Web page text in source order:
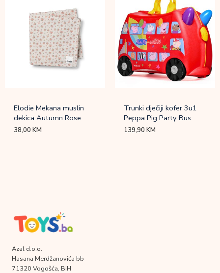
Elodie Mekana muslin
dekica Autumn Rose
38,00KM
Trunki dječiji kofer 3u1
Peppa Pig Party Bus
139,90KM
Azal d.o.o.
Hasana Merdžanovića bb
71320 Vogošća, BiH